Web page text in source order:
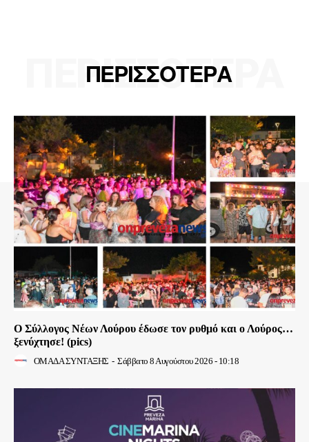
ΠΕΡΙΣΣΟΤΕΡΑ
ΠΕΡΙΣΣΟΤΕΡΑ
Ο Σύλλογος Νέων Λούρου έδωσε τον ρυθμό και ο Λούρος…
ξενύχτησε! (pics)
ΟΜΑΔΑ ΣΥΝΤΑΞΗΣ - Σάββατο 8 Αυγούστου 2026 - 10:18